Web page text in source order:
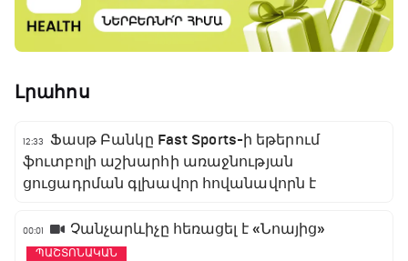
Լրահոս
12:33
Ֆասթ Բանկը Fast Sports-ի եթերում
ֆուտբոլի աշխարհի առաջնության
ցուցադրման գլխավոր հովանավորն է
00:01 Չանչարևիչը հեռացել է «Նոայից»
ՊԱՇՏՈՆԱԿԱՆ